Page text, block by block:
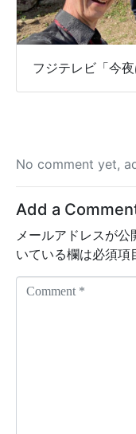
フジテレビ「今
No comment yet,
Add a
メールアドレスが公
いている欄は必須項